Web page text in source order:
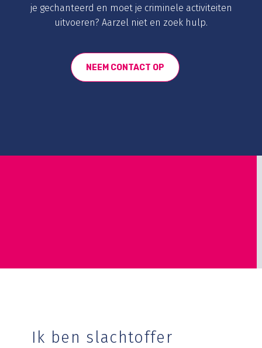
je gechanteerd en moet je criminele activiteiten
uitvoeren? Aarzel niet en zoek hulp.
NEEM CONTACT OP
Ik ben slachtoffer